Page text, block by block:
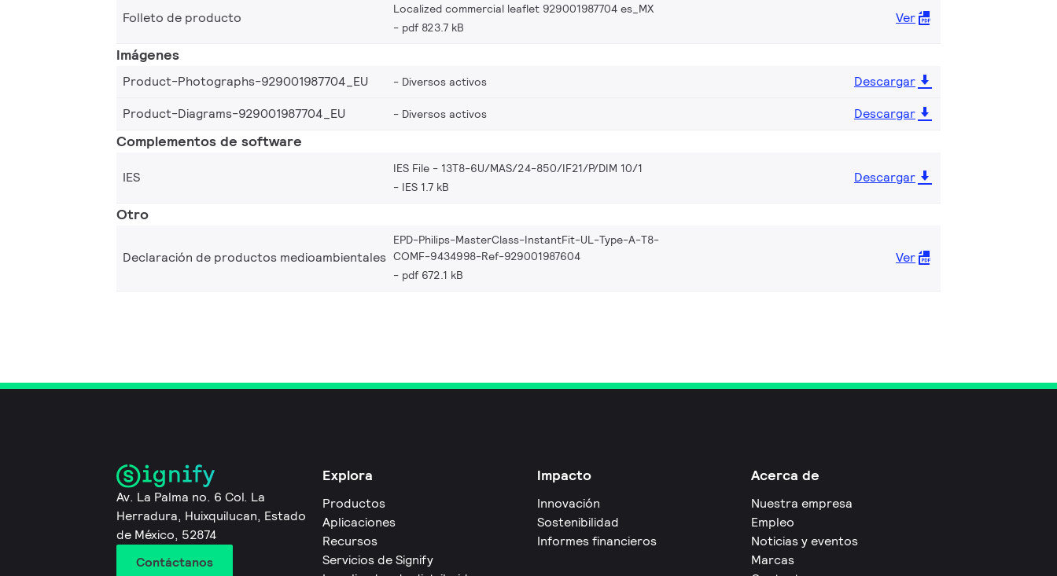
Folleto de producto
Localized commercial leaflet 929001987704 es_MX
pdf 823.7 kB
Ver
Imágenes
Product-Photographs-929001987704_EU Diversos activos
Descargar
Product-Diagrams-929001987704_EU
Diversos activos Descargar
Complementos de software
IES
IES File - 13T8-6U/MAS/24-850/IF21/P/DIM 10/1
IES 1.7 kB
Descargar
Otro
Declaración de productos medioambientales
EPD-Philips-MasterClass-InstantFit-UL-Type-A-T8-
COMF-9434998-Ref-929001987604
pdf 672.1 kB
Ver
Av. La Palma no. 6 Col. La
Herradura, Huixquilucan, Estado
de México, 52874
Contáctanos
Explora
Productos
Aplicaciones
Recursos
Servicios de Signify
Impacto
Innovación
Sostenibilidad
Informes financieros
Acerca de
Nuestra empresa
Empleo
Noticias y eventos
Marcas